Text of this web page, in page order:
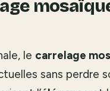
le carrelage
sans perdre